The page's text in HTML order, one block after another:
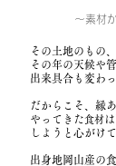
～素材
その土地のもの
その年の天候や
出来具合も変わ
だからこそ、縁
やってきた食材
しようと心がけ
出身地岡山産の